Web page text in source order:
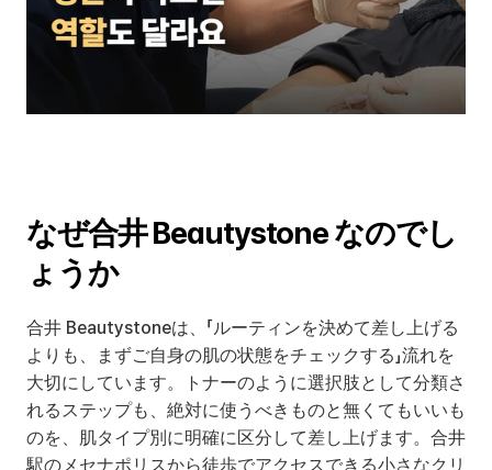
なぜ合井 Beautystone なのでし
ょうか
合井 Beautystoneは、「ルーティンを決めて差し上げる
よりも、まずご自身の肌の状態をチェックする」流れを
大切にしています。トナーのように選択肢として分類さ
れるステップも、絶対に使うべきものと無くてもいいも
のを、肌タイプ別に明確に区分して差し上げます。合井
駅のメセナポリスから徒歩でアクセスできる小さなクリ